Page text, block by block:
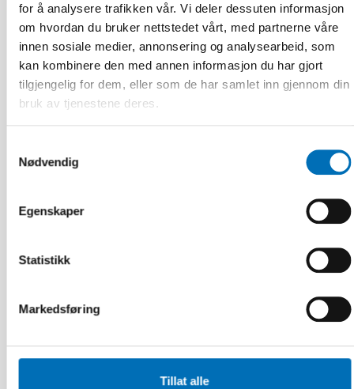
for å analysere trafikken vår. Vi deler dessuten informasjon
om hvordan du bruker nettstedet vårt, med partnerne våre
innen sosiale medier, annonsering og analysearbeid, som
kan kombinere den med annen informasjon du har gjort
tilgjengelig for dem, eller som de har samlet inn gjennom din
bruk av tjenestene deres.
Nødvendig
Egenskaper
Statistikk
Markedsføring
Tillat alle
INTEGRERING
How is the second generation doing?
Promoting integration of migrants and their
24 MAR 2026